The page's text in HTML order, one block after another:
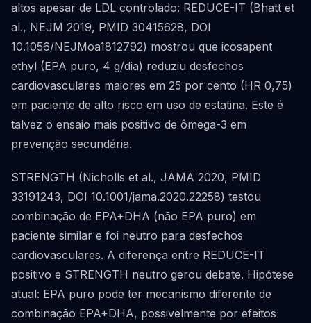
altos apesar de LDL controlado: REDUCE-IT (Bhatt et
al., NEJM 2019, PMID 30415628, DOI
10.1056/NEJMoa1812792) mostrou que icosapent
ethyl (EPA puro, 4 g/dia) reduziu desfechos
cardiovasculares maiores em 25 por cento (HR 0,75)
em paciente de alto risco em uso de estatina. Este é
talvez o ensaio mais positivo de ômega-3 em
prevenção secundária.
STRENGTH (Nicholls et al., JAMA 2020, PMID
33191243, DOI 10.1001/jama.2020.22258) testou
combinação de EPA+DHA (não EPA puro) em
paciente similar e foi neutro para desfechos
cardiovasculares. A diferença entre REDUCE-IT
positivo e STRENGTH neutro gerou debate. Hipótese
atual: EPA puro pode ter mecanismo diferente de
combinação EPA+DHA, possivelmente por efeitos